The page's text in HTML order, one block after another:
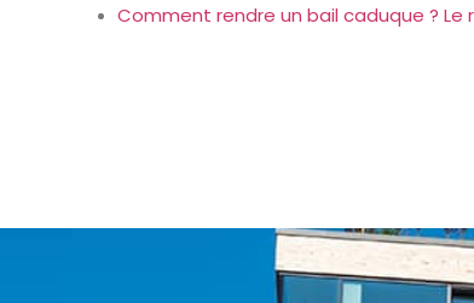
Comment rendre un bail caduque ? Le